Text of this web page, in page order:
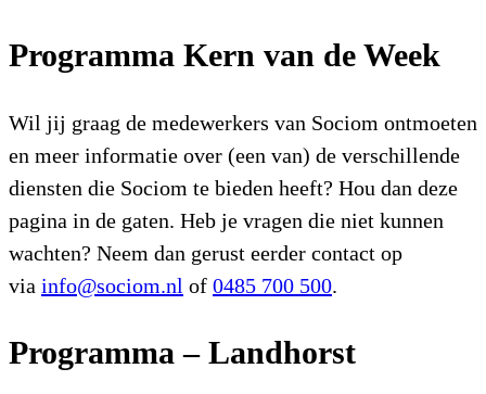
Programma Kern van de Week
Wil jij graag de medewerkers van Sociom ontmoeten
en meer informatie over (een van) de verschillende
diensten die Sociom te bieden heeft? Hou dan deze
pagina in de gaten. Heb je vragen die niet kunnen
wachten? Neem dan gerust eerder contact op
via info@sociom.nl of 0485 700 500.
Programma – Landhorst